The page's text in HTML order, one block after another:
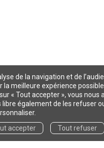
de la navigation et de
la meilleure expérience
« Tout accepter », vous nous
également de les refuser
accepter Tout refuser